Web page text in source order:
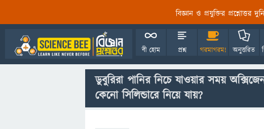
বিজ্ঞান ও প্রযুক্তির প্রশ্নোত্তর
বী হোম প্রশ্ন গরমাগরম! অনুত্তরিত
ডুবুরিরা পানির নিচে যাওয়ার সময়
কেনো সিলিন্ডারে নিয়ে যায়?